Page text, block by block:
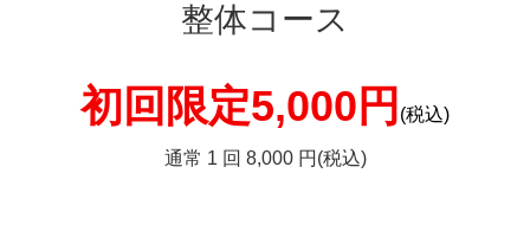
整体コース
初回限定5,000円 (税込)
通常 1 回 8,000 円(税込)